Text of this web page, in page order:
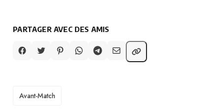
PARTAGER AVEC DES AMIS
TAGS
Avant-Match